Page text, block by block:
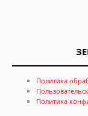
Политика
Политика